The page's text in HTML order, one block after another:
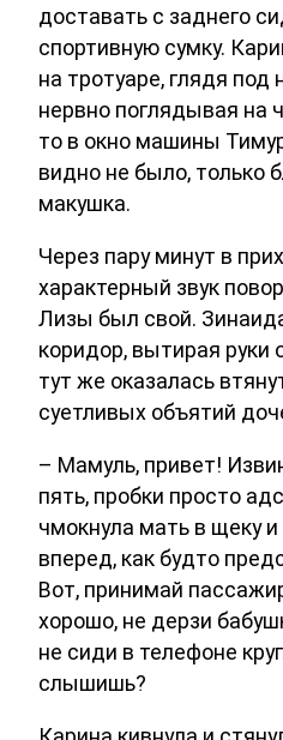
доставать с заднего
спортивную сумку.
на тротуаре, глядя под
нервно поглядывая на
то в окно машины
видно не было, только
макушка.
Через пару минут в
характерный звук
Лизы был свой.
коридор, вытирая руки
тут же оказалась
суетливых объятий
– Мамуль, привет!
пять, пробки просто
чмокнула мать в щеку
вперед, как будто
Вот, принимай
хорошо, не дерзи
не сиди в телефоне
слышишь?